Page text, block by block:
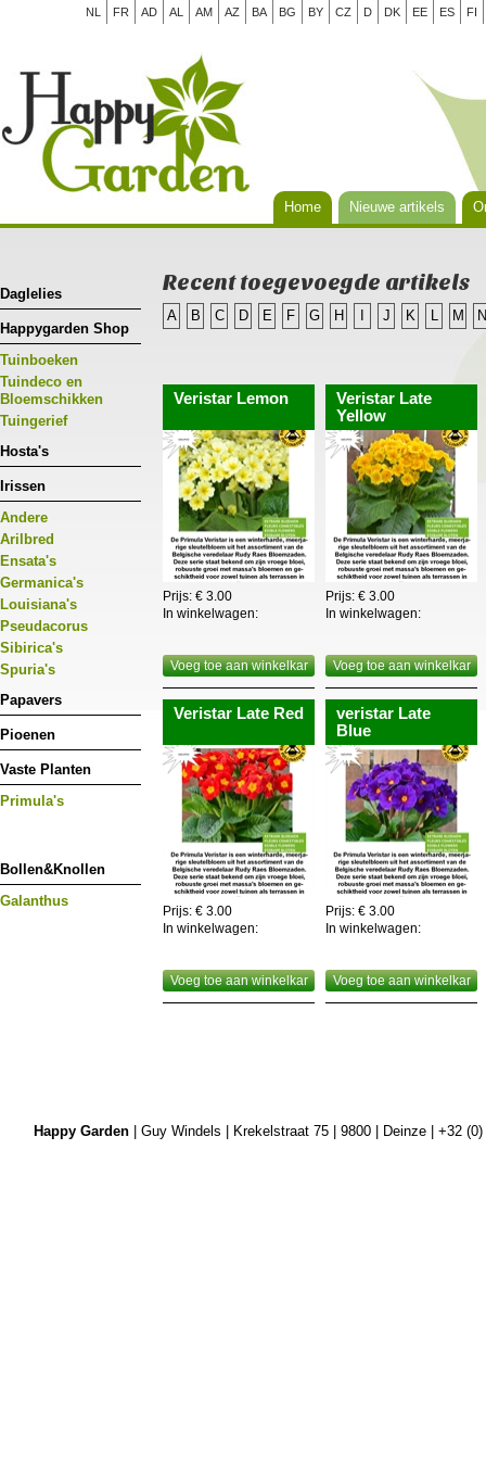
NL FR AD AL AM AZ BA BG BY CZ D DK EE ES FI
Home Nieuwe artikels
Daglelies
Happygarden Shop
Tuinboeken
Tuindeco en
Bloemschikken
Tuingerief
Hosta's
Irissen
Andere
Arilbred
Ensata's
Germanica's
Louisiana's
Pseudacorus
Sibirica's
Spuria's
Papavers
Pioenen
Vaste Planten
Primula's
Bollen&Knollen
Galanthus
Recent toegevoegde artikels
A B C D E F G H J K L M N
Veristar Lemon
Prijs: € 3.00
In winkelwagen:
Voeg toe aan winkelkar
Veristar Late
Yellow
Prijs: € 3.00
In winkelwagen:
Voeg toe aan winkelkar
Veristar Late Red
Prijs: € 3.00
In winkelwagen:
Voeg toe aan winkelkar
veristar Late
Blue
Prijs: € 3.00
In winkelwagen:
Voeg toe aan winkelkar
Happy Garden| Guy Windels | Krekelstraat 75 | 9800 | Deinze | +32